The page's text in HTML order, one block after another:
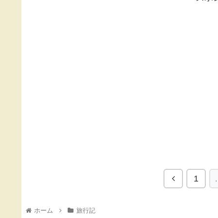
1
ホーム 旅行記